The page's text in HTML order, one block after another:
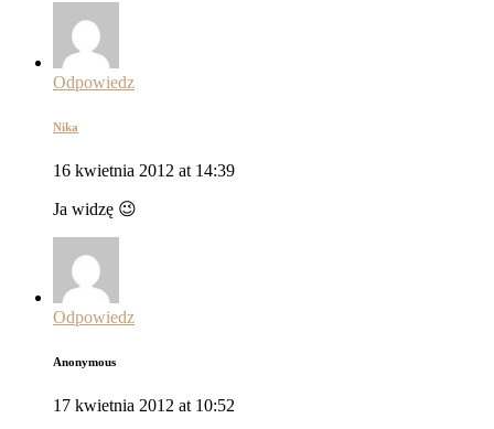
Odpowiedz
Nika
16 kwietnia 2012 at 14:39
Ja widzę 😉
Odpowiedz
Anonymous
17 kwietnia 2012 at 10:52